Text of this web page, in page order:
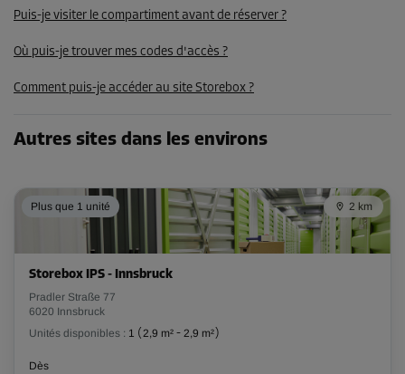
-10%
113,00 EUR/mois
Surface: 9,1 m²
Volume: 27,3 m³
Long:4,3m Larg:2,1m Haut:3m
-10%
Dès
267,00 EUR/mois
240,29 EUR/mois
Puis-je visiter le compartiment avant de réserver ?
Où puis-je trouver mes codes d'accès ?
Comment puis-je accéder au site Storebox ?
Autres sites dans les environs
Plus que 1 unité 2 km
Storebox IPS - Innsbruck
Pradler Straße 77
6020 Innsbruck
Unités disponibles : 1 ( 2,9 m² - 2,9 m²)
Dès